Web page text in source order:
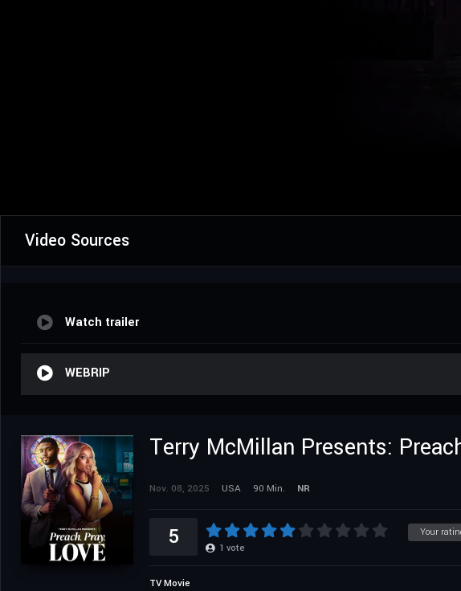
Video Sources
Watch trailer
WEBRIP
Terry McMillan Presents:
Nov. 08, 2025 USA 90 Min. NR
Your
5 1 vote
TV Movie